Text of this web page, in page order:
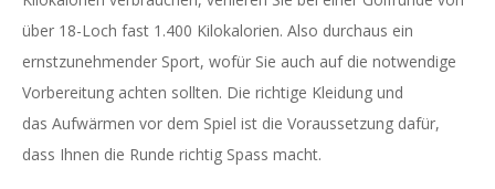
über 18-Loch fast 1.400 Kilokalorien. Also durchaus ein
ernstzunehmender Sport, wofür Sie auch auf die notwendige
Vorbereitung achten sollten. Die richtige Kleidung und
das Aufwärmen vor dem Spiel ist die Voraussetzung dafür,
dass Ihnen die Runde richtig Spass macht.